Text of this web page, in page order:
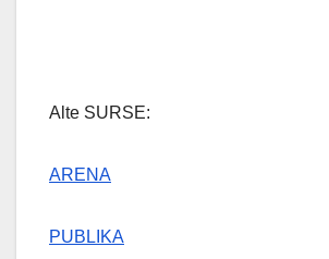
Alte SURSE:
ARENA
PUBLIKA